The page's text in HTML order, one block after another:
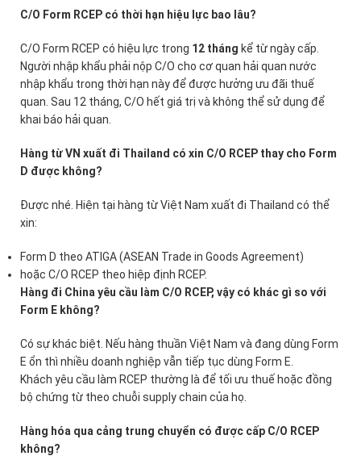
C/O Form RCEP có thời hạn hiệu lực bao lâu?
C/O Form RCEP có hiệu lực trong 12 tháng kể từ ngày cấp.
Người nhập khẩu phải nộp C/O cho cơ quan hải quan nước
nhập khẩu trong thời hạn này để được hưởng ưu đãi thuế
quan. Sau 12 tháng, C/O hết giá trị và không thể sử dụng để
khai báo hải quan.
Hàng từ VN xuất đi Thailand có xin C/O RCEP thay cho Form
D được không?
Được nhé. Hiện tại hàng từ Việt Nam xuất đi Thailand có thể
xin:
Form D theo ATIGA (ASEAN Trade in Goods Agreement)
hoặc C/O RCEP theo hiệp định RCEP.
Hàng đi China yêu cầu làm C/O RCEP, vậy có khác gì so với
Form E không?
Có sự khác biệt. Nếu hàng thuần Việt Nam và đang dùng Form
E ổn thì nhiều doanh nghiệp vẫn tiếp tục dùng Form E.
Khách yêu cầu làm RCEP thường là để tối ưu thuế hoặc đồng
bộ chứng từ theo chuỗi supply chain của họ.
Hàng hóa qua cảng trung chuyển có được cấp C/O RCEP
không?